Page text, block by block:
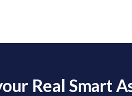
Real Smart